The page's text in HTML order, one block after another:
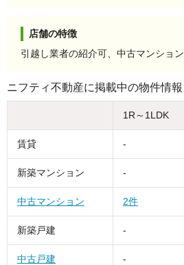
店舗の特徴
引越し業者の紹介可、中古マンショ
ニフティ不動産に掲載中の物件情報
1R～1LDK
賃貸 -
新築マンション -
中古マンション 2件
新築戸建 -
中古戸建 -